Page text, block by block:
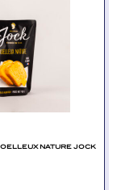
NATURE JOCK